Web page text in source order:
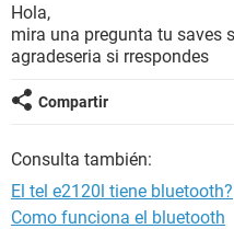
Hola,
mira una pregunta tu saves
agradeseria si rrespondes
Compartir
Consulta también:
El tel e2120l tiene bluetooth?
Como funciona el bluetooth